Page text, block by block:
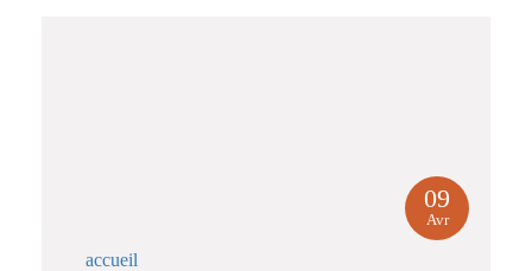
accueil
09
Avr